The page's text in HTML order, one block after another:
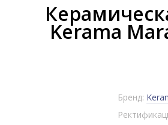
Kerama
Бренд: